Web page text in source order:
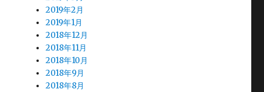
2019年2月
2019年1月
2018年12月
2018年11月
2018年10月
2018年9月
2018年8月